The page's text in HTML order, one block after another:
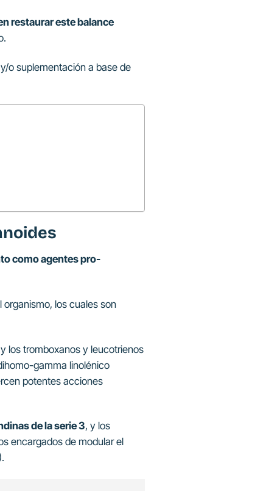
restaurar este balance
o suplementación a base de
como agentes pro-
los cuales son
los tromboxanos y leucotrienos
gamma linolénico
potentes acciones
de la serie 3, y los
encargados de modular el